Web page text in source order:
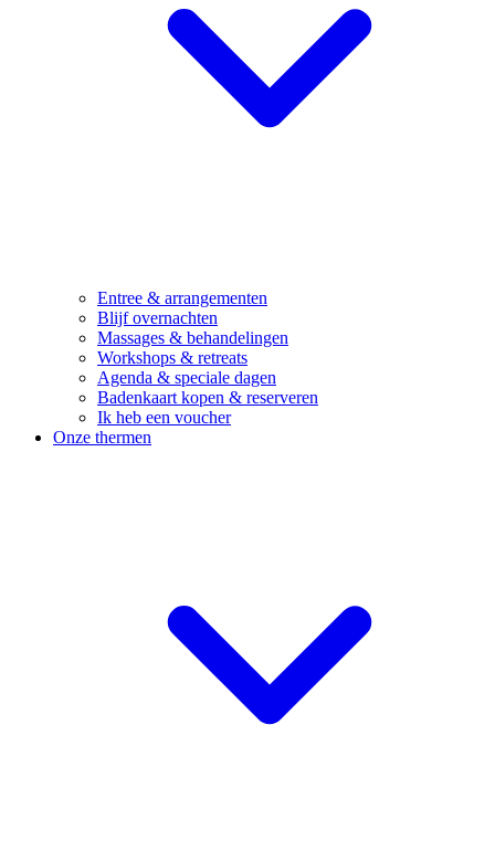
Entree & arrangementen
Blijf overnachten
Massages & behandelingen
Workshops & retreats
Agenda & speciale dagen
Badenkaart kopen & reserveren
Ik heb een voucher
Onze thermen